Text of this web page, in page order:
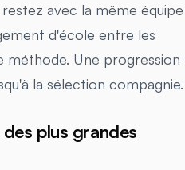
avec la même équipe
d'école entre les
méthode. Une progression
la sélection compagnie.
plus grandes